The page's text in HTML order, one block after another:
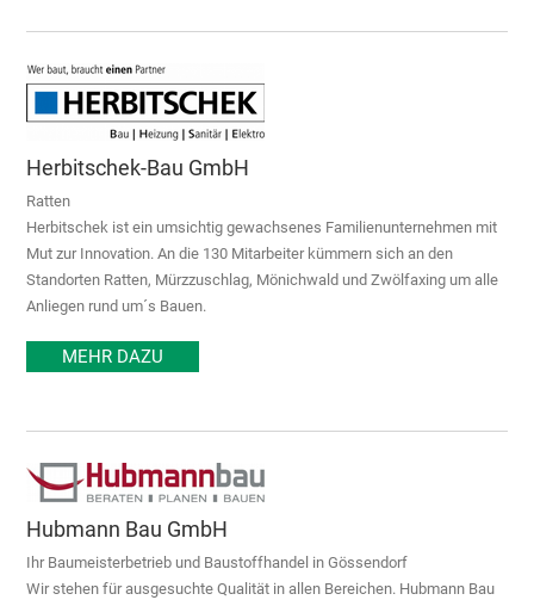
Herbitschek-Bau GmbH
Ratten
Herbitschek ist ein umsichtig gewachsenes Familienunternehmen mit
Mut zur Innovation. An die 130 Mitarbeiter kümmern sich an den
Standorten Ratten, Mürzzuschlag, Mönichwald und Zwölfaxing um alle
Anliegen rund um´s Bauen.
MEHR DAZU
Hubmann Bau GmbH
Ihr Baumeisterbetrieb und Baustoffhandel in Gössendorf
Wir stehen für ausgesuchte Qualität in allen Bereichen. Hubmann Bau